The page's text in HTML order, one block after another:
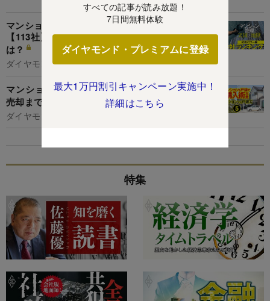
すべての記事が読み放題！
7日間無料体験
ダイヤモンド・プレミアムに登録
最大1万円割引キャンペーン実施中！
詳細はこちら
マンション管理会社「社員の対応力」ランキング
【113社】2位阪急阪神ハウジングサポート、1位
は？
ダイヤモンド編集部
マンションvs戸建て、どっちがお得？購入から
売却まで徹底比較で見えてきた「意外な答え」
ダイヤモンド編集部,宮原啓彰
特集